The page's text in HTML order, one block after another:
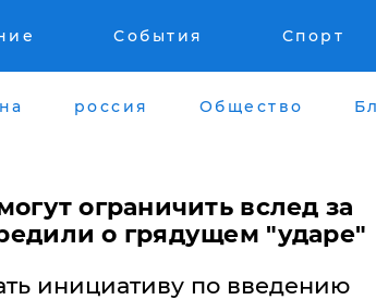
События Спорт
россия Общество
ограничить вслед за
о грядущем "ударе"
инициативу по введению